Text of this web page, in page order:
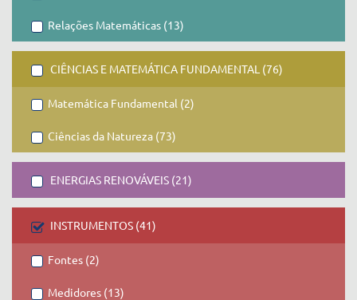
Relações Matemáticas (13)
CIÊNCIAS E MATEMÁTICA FUNDAMENTAL (76)
Matemática Fundamental (2)
Ciências da Natureza (73)
ENERGIAS RENOVÁVEIS (21)
INSTRUMENTOS (41)
Fontes (2)
Medidores (13)